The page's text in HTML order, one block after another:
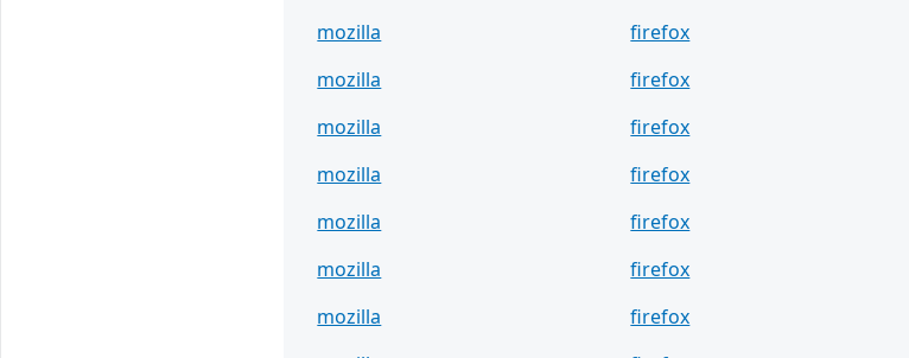
mozilla
firefox
mozilla
firefox
mozilla
firefox
mozilla
firefox
mozilla
firefox
mozilla
firefox
mozilla
firefox